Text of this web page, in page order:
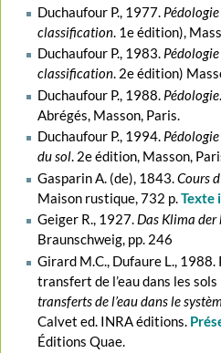
Duchaufour P., 1977.
classification. 1e édition),
Duchaufour P., 1983.
classification. 2e édition)
Duchaufour P., 1988. Pédologie
Abrégés, Masson, Paris.
Duchaufour P., 1994.
du sol. 2e édition, Masson,
Gasparin A. (de), 1843.Cours
Maison rustique, 732 p.Texte
Geiger R., 1927. Das Klima
Braunschweig, pp. 246
Girard M.C., Dufaure L., 1988.
transfert de l’eau dans les sols
transferts de l’eau dans le
Calvet ed. INRA éditions.
Éditions Quae.